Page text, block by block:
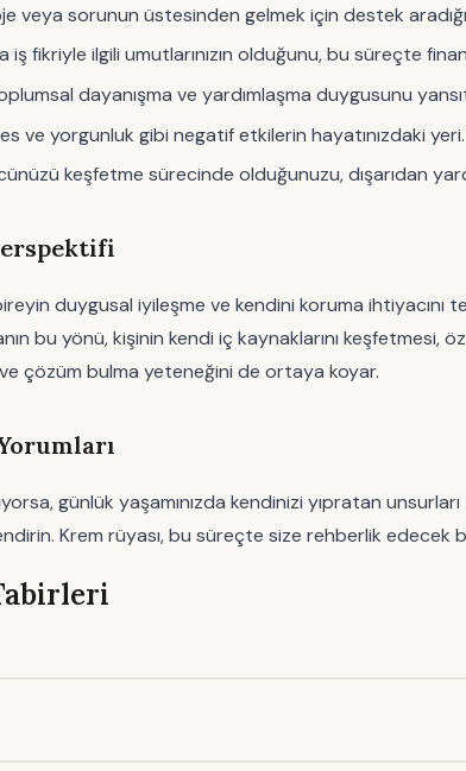
sorunun üstesinden gelmek için destek
iş fikriyle ilgili umutlarınızın olduğunu, bu süreçte
dayanışma ve yardımlaşma duygusunu
ve yorgunluk gibi negatif etkilerin hayatınızdaki
keşfetme sürecinde olduğunuzu, dışarıdan
duygusal iyileşme ve kendini koruma
bu yönü, kişinin kendi iç kaynaklarını keşfetmesi,
çözüm bulma yeteneğini de ortaya koyar.
günlük yaşamınızda kendinizi yıpratan
Krem rüyası, bu süreçte size rehberlik edecek